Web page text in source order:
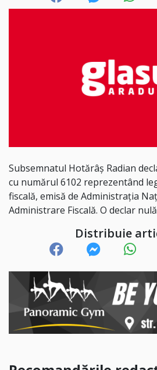
Subsemnatul Hotărâș Radian
cu numărul 6102 reprezentând
fiscală, emisă de Administrația
Administrare Fiscală. O declar
Distribuie